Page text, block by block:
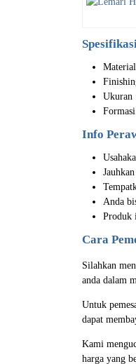
Ukuran
Info
Anda
Produk
Cara
Silahkan
anda dalam
Untuk
dapat
Kami
harga yang